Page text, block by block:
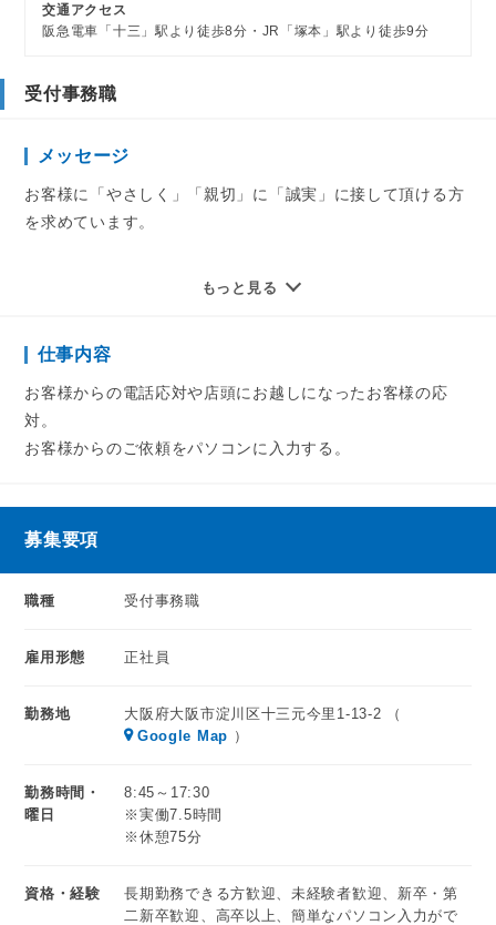
交通アクセス
阪急電車「十三」駅より徒歩8分・JR「塚本」駅より徒歩9分
受付事務職
メッセージ
お客様に「やさしく」「親切」に「誠実」に接して頂ける方
を求めています。
大阪ガスグループなので安定感は抜群！
もっと見る
仕事内容
お客様からの電話応対や店頭にお越しになったお客様の応
対。
お客様からのご依頼をパソコンに入力する。
募集要項
職種 受付事務職
雇用形態 正社員
勤務地
大阪府大阪市淀川区十三元今里1-13-2 （
Google Map ）
勤務時間・
曜日
8:45～17:30
※実働7.5時間
※休憩75分
資格・経験
長期勤務できる方歓迎、未経験者歓迎、新卒・第
二新卒歓迎、高卒以上、簡単なパソコン入力がで